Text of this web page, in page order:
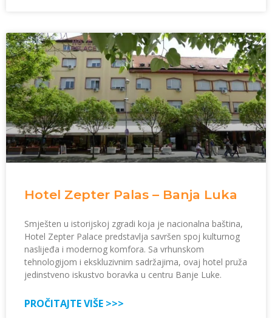
Hotel Zepter Palas – Banja Luka
Smješten u istorijskoj zgradi koja je nacionalna baština,
Hotel Zepter Palace predstavlja savršen spoj kulturnog
naslijeđa i modernog komfora. Sa vrhunskom
tehnologijom i ekskluzivnim sadržajima, ovaj hotel pruža
jedinstveno iskustvo boravka u centru Banje Luke.
PROČITAJTE VIŠE >>>